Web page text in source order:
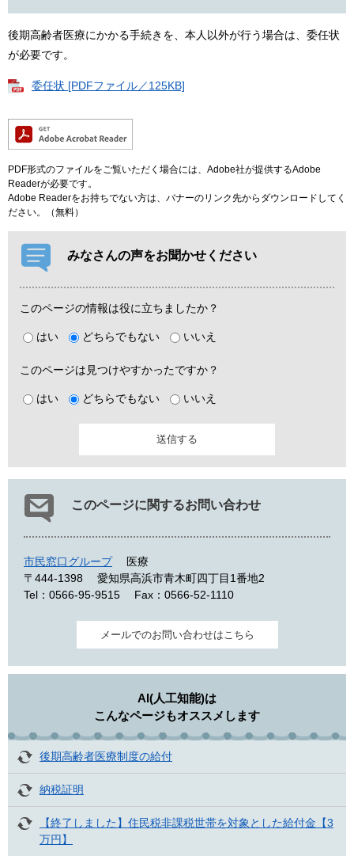
後期高齢者医療にかかる手続きを、本人以外が行う場合は、委任状
が必要です。
委任状 [PDFファイル／125KB]
PDF形式のファイルをご覧いただく場合には、Adobe社が提供するAdobe
Readerが必要です。
Adobe Readerをお持ちでない方は、バナーのリンク先からダウンロードしてく
ださい。（無料）
みなさんの声をお聞かせください
このページの情報は役に立ちましたか？
はい どちらでもない いいえ
このページは見つけやすかったですか？
はい どちらでもない いいえ
このページに関するお問い合わせ
市民窓口グループ
医療
〒444-1398
愛知県高浜市青木町四丁目1番地2
Tel：0566-95-9515
Fax：0566-52-1110
メールでのお問い合わせはこちら
AI(人工知能)は
こんなページもオススメします
後期高齢者医療制度の給付
納税証明
【終了しました】住民税非課税世帯を対象とした給付金【3
万円】